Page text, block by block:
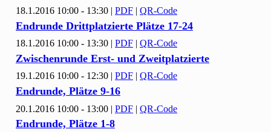
18.1.2016 10:00 - 13:30 | PDF | QR-Code
Endrunde Drittplatzierte Plätze 17-24
18.1.2016 10:00 - 13:30 | PDF | QR-Code
Zwischenrunde Erst- und Zweitplatzierte
19.1.2016 10:00 - 12:30 PDF QR-Code
Endrunde, Plätze 9-16
20.1.2016 10:00 - 13:00 | PDF | QR-Code
Endrunde, Plätze 1-8